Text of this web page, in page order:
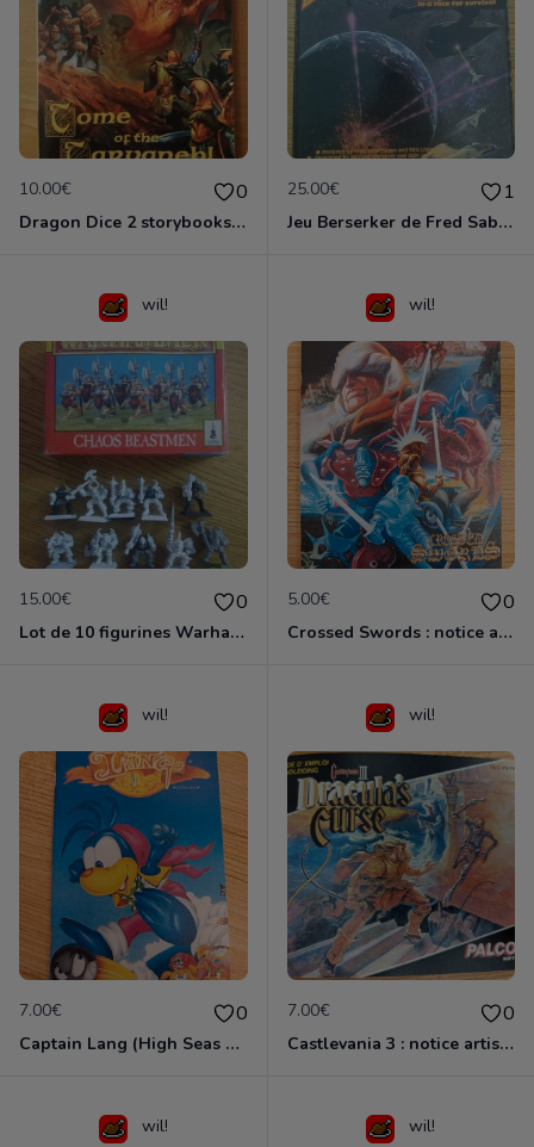
10.00€ 0
Dragon Dice 2 storybooks (US)
25.00€ 1
Jeu Berserker de Fred Saberhagen (uk)
wil!
15.00€ 0
Lot de 10 figurines Warhammer (1991)
wil!
5.00€ 0
Crossed Swords : notice artisanale
wil!
7.00€ 0
Captain Lang (High Seas Havoc) : notice artisanale
wil!
7.00€ 0
Castlevania 3 : notice artisanale
wil! wil!